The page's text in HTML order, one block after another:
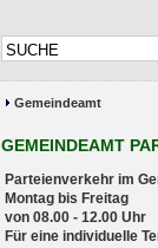
Gemeindeamt
GEMEINDEAMT
Parteienverkehr
Montag bis Freitag
von 08.00 - 12.00 Uhr
Für eine individuelle